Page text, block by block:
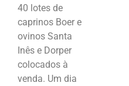
40 lotes de
caprinos Boer e
ovinos Santa
Inês e Dorper
colocados à
venda. Um dia